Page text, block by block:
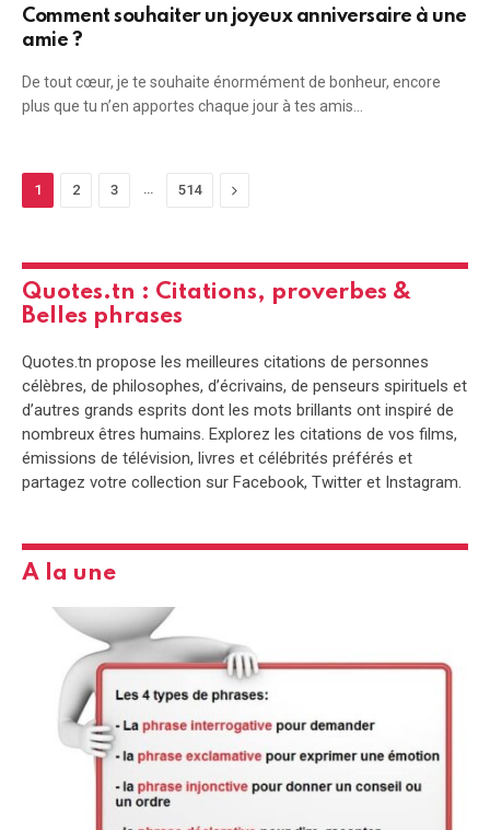
Comment souhaiter un joyeux anniversaire à une
amie ?
De tout cœur, je te souhaite énormément de bonheur, encore
plus que tu n’en apportes chaque jour à tes amis…
1 2 3 … 514 Next
Quotes.tn : Citations, proverbes &
Belles phrases
Quotes.tn propose les meilleures citations de personnes
célèbres, de philosophes, d’écrivains, de penseurs spirituels et
d’autres grands esprits dont les mots brillants ont inspiré de
nombreux êtres humains. Explorez les citations de vos films,
émissions de télévision, livres et célébrités préférés et
partagez votre collection sur Facebook, Twitter et Instagram.
A la une